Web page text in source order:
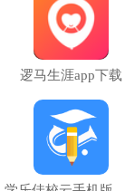
3、乐乐课堂app
合不同难度的精
4、配有不同难
熟悉不同的题型
5、演算板让学
算操作，更快更
6、收集整理学生
逻马生涯app下载